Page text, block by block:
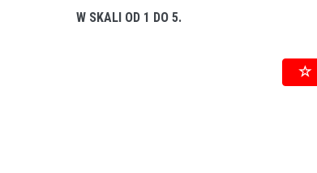
W SKALI OD 1 DO 5.